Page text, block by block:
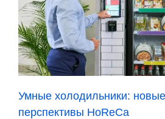
Умные холодильники: новые
перспективы HoReCa